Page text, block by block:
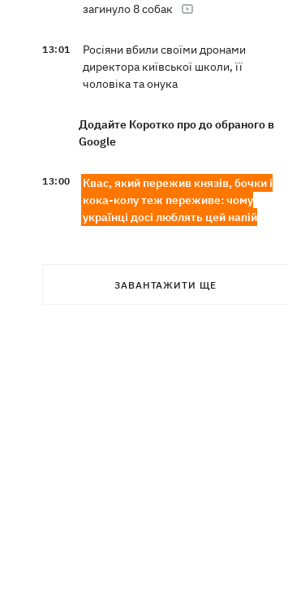
загинуло 8 собак
13:01
Росіяни вбили своїми дронами
директора київської школи, її
чоловіка та онука
Додайте Коротко про до обраного в
Google
13:00
Квас, який пережив князів, бочки і
кока-колу теж переживе: чому
українці досі люблять цей напій
також поста спостереження на
ЗАВАНТАЖИТИ ЩЕ